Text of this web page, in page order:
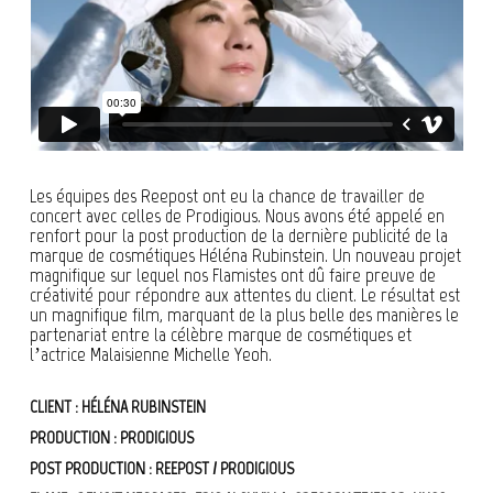
Les équipes des Reepost ont eu la chance de travailler de
concert avec celles de Prodigious. Nous avons été appelé en
renfort pour la post production de la dernière publicité de la
marque de cosmétiques Héléna Rubinstein. Un nouveau projet
magnifique sur lequel nos Flamistes ont dû faire preuve de
créativité pour répondre aux attentes du client. Le résultat est
un magnifique film, marquant de la plus belle des manières le
partenariat entre la célèbre marque de cosmétiques et
l’actrice Malaisienne Michelle Yeoh.
CLIENT : HÉLÉNA RUBINSTEIN
PRODUCTION : PRODIGIOUS
POST PRODUCTION : REEPOST / PRODIGIOUS